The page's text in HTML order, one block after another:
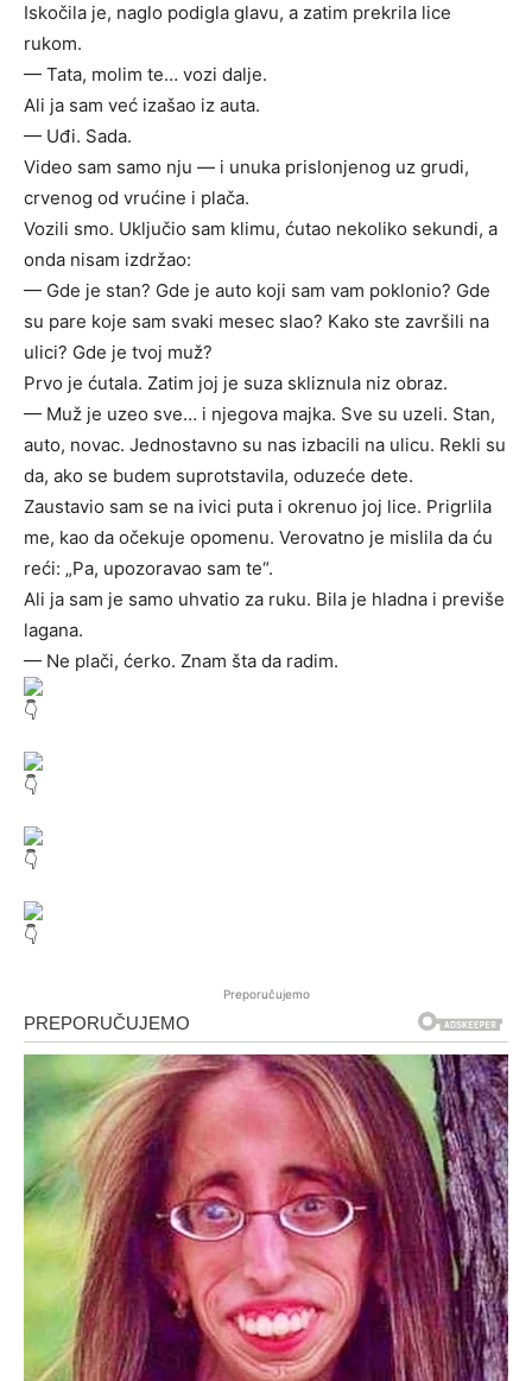
Iskočila je, naglo podigla glavu, a zatim prekrila lice
rukom.
— Tata, molim te… vozi dalje.
Ali ja sam već izašao iz auta.
— Uđi. Sada.
Video sam samo nju — i unuka prislonjenog uz grudi,
crvenog od vrućine i plača.
Vozili smo. Uključio sam klimu, ćutao nekoliko sekundi, a
onda nisam izdržao:
— Gde je stan? Gde je auto koji sam vam poklonio? Gde
su pare koje sam svaki mesec slao? Kako ste završili na
ulici? Gde je tvoj muž?
Prvo je ćutala. Zatim joj je suza skliznula niz obraz.
— Muž je uzeo sve… i njegova majka. Sve su uzeli. Stan,
auto, novac. Jednostavno su nas izbacili na ulicu. Rekli su
da, ako se budem suprotstavila, oduzeće dete.
Zaustavio sam se na ivici puta i okrenuo joj lice. Prigrlila
me, kao da očekuje opomenu. Verovatno je mislila da ću
reći: „Pa, upozoravao sam te“.
Ali ja sam je samo uhvatio za ruku. Bila je hladna i previše
lagana.
— Ne plači, ćerko. Znam šta da radim.
Preporučujemo